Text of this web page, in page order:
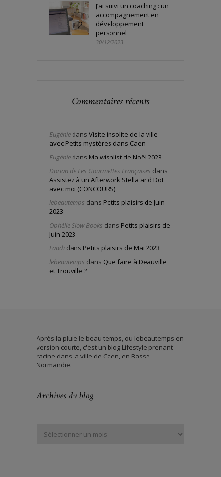
J’ai suivi un coaching : un
accompagnement en
développement
personnel
30/12/2023
Commentaires récents
Eugénie dans Visite insolite de la ville
avec Petits mystères dans Caen
Eugénie dans Ma wishlist de Noël 2023
Dorian de Les Gourmettes Françaises dans
Assistez à un Afterwork Stella and Dot
avec moi (CONCOURS)
lebeautemps dans Petits plaisirs de Juin
2023
Ophélie Slow Books dans Petits plaisirs de
Juin 2023
Laadi dans Petits plaisirs de Mai 2023
lebeautemps dans Que faire à Deauville
et Trouville ?
Après la pluie le beau temps, ou lebeautemps en
version courte, c'est un blog Lifestyle prenant
racine dans la ville de Caen, en Basse
Normandie.
Archives du blog